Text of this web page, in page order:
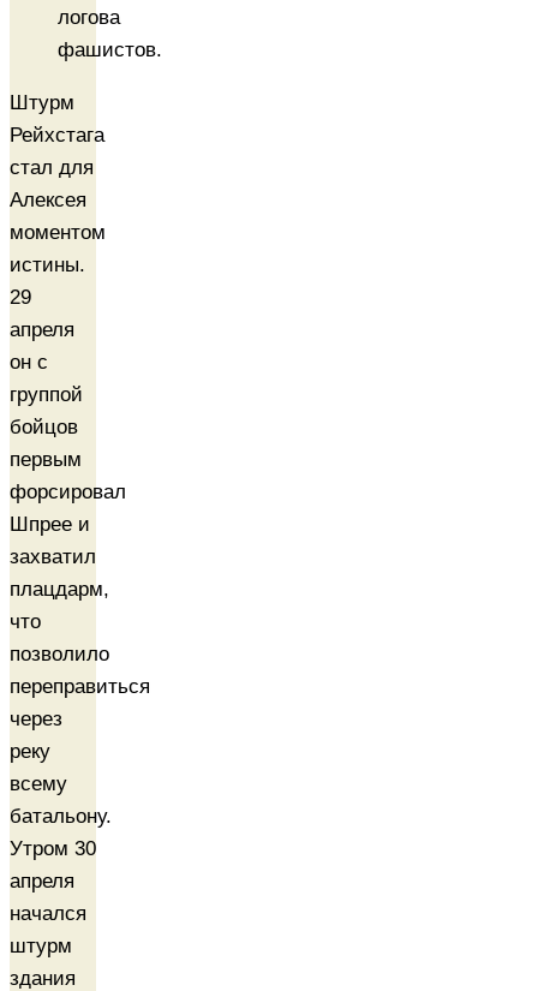
логова
фашистов.
Штурм
Рейхстага
стал для
Алексея
моментом
истины.
29
апреля
он с
группой
бойцов
первым
форсировал
Шпрее и
захватил
плацдарм,
что
позволило
переправиться
через
реку
всему
батальону.
Утром 30
апреля
начался
штурм
здания